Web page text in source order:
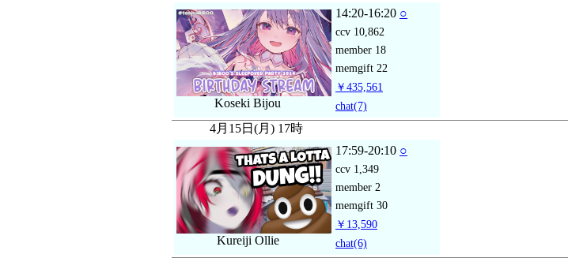
Koseki Bijou
14:20-16:20 ○
ccv 10,862
member 18
memgift 22
￥435,561
chat(7)
4月15日(月) 17時
Kureiji Ollie
17:59-20:10 ○
ccv 1,349
member 2
memgift 30
￥13,590
chat(6)